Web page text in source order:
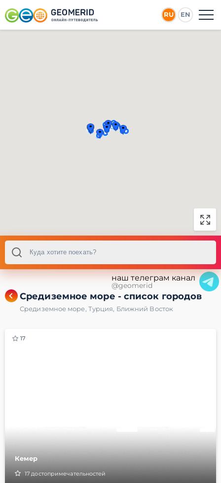
RU EN
наш телеграм канал
@geomerid
Средиземное море - cписок городов
Средиземное море, Турция, Ближний Восток
17
Кемер
17достопримечательностей